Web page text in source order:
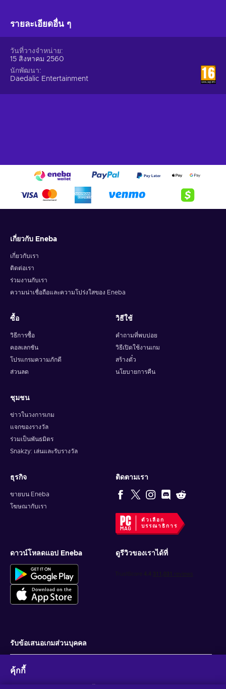
operative project of Daedalic Entertainment and Bastei
Lübbe. This game will be more than just complementary
media to the book and will instead retell the story in a new,
interactive way. A team of about 20 people works to create
a multi-platform adaption of this bestseller. The writers are
also in contact and co-operation with the Follett Office and
รายละเอียดอื่น ๆ
วันที่วางจำหน่าย
15 สิงหาคม 2560
นักพัฒนา
Daedalic Entertainment
เกี่ยวกับ Eneba
เกี่ยวกับเรา
ติดต่อเรา
ร่วมงานกับเรา
ความน่าเชื่อถือและความโปร่งใสของ Eneba
ซื้อ
วิธีการซื้อ
คอลเลกชัน
โปรแกรมความภักดี
ส่วนลด
วิธีใช้
คำถามที่พบบ่อย
วิธีเปิดใช้งานเกม
สร้างตั๋ว
นโยบายการคืน
ชุมชน
ข่าวในวงการเกม
แจกของรางวัล
ร่วมเป็นพันธมิตร
Snakzy: เล่นและรับรางวัล
ธุรกิจ
ขายบน Eneba
โฆษณากับเรา
ติดตามเรา
ตัวเลือก
บรรณาธิการ
ดาวน์โหลดแอป Eneba ดูรีวิวของเราได้ที่
รับข้อเสนอเกมส่วนบุคคล
คุ้กกี้